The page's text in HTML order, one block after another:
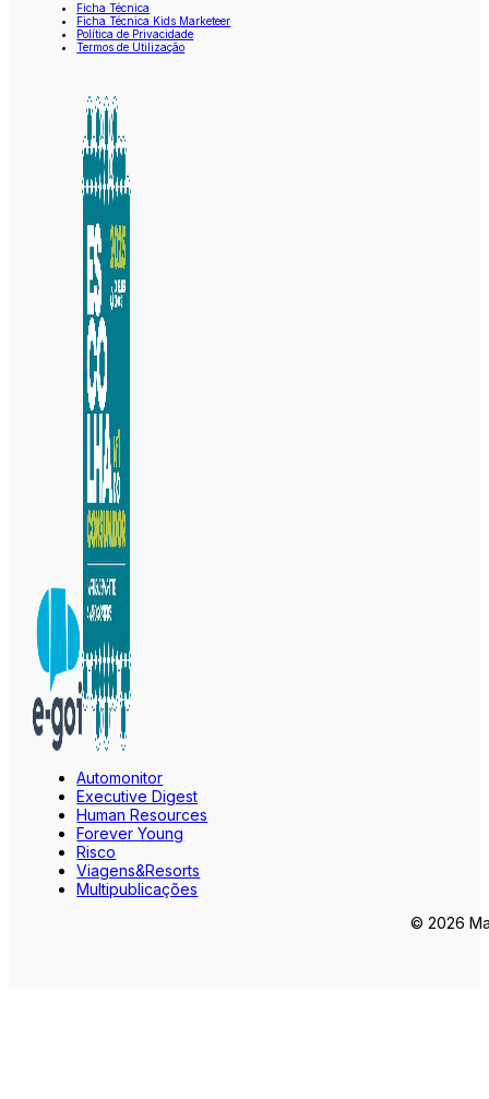
Ficha Técnica
Ficha Técnica Kids Marketeer
Política de Privacidade
Termos de Utilização
Automonitor
Executive Digest
Human Resources
Forever Young
Risco
Viagens&Resorts
Multipublicações
© 2026